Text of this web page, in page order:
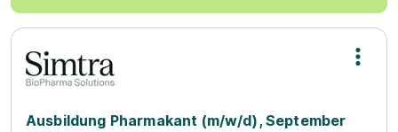
Ausbildung Pharmakant (m/w/d), September